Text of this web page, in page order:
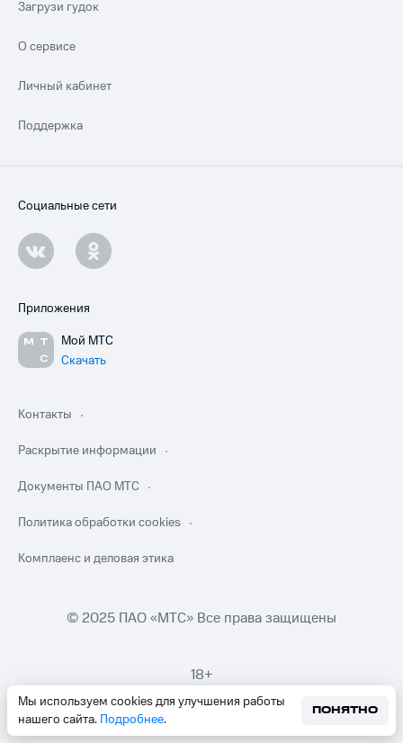
Мы используем cookies для улучшения работы
нашего сайта. Подробнее.
ПОНЯТНО
Загрузи гудок
О сервисе
Личный кабинет
Поддержка
Социальные сети
Приложения
Мой МТС
Скачать
Контакты
Раскрытие информации
Документы ПАО МТС
Политика обработки cookies
Комплаенс и деловая этика
© 2025 ПАО «МТС» Все права защищены
18+